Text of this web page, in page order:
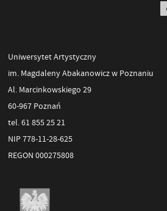
Uniwersytet Artystyczny
im. Magdaleny Abakanowicz w Poznaniu
Al. Marcinkowskiego 29
60-967 Poznań
tel. 61 855 25 21
NIP 778-11-28-625
REGON 000275808